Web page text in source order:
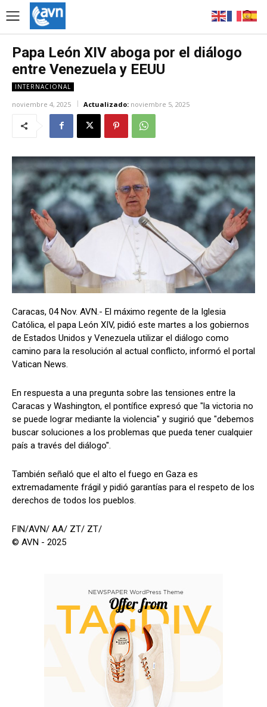
Papa León XIV aboga por el diálogo
entre Venezuela y EEUU
INTERNACIONAL
noviembre 4, 2025 Actualizado: noviembre 5, 2025
Caracas, 04 Nov. AVN.- El máximo regente de la Iglesia
Católica, el papa León XIV, pidió este martes a los gobiernos
de Estados Unidos y Venezuela utilizar el diálogo como
camino para la resolución al actual conflicto, informó el portal
Vatican News.
En respuesta a una pregunta sobre las tensiones entre la
Caracas y Washington, el pontífice expresó que "la victoria no
se puede lograr mediante la violencia" y sugirió que "debemos
buscar soluciones a los problemas que pueda tener cualquier
país a través del diálogo".
También señaló que el alto el fuego en Gaza es
extremadamente frágil y pidió garantías para el respeto de los
derechos de todos los pueblos.
FIN/AVN/ AA/ ZT/ ZT/
© AVN - 2025